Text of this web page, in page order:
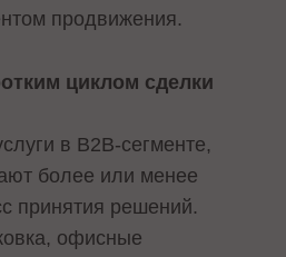
продвижения.
циклом сделки
в B2B-сегменте,
более или менее
принятия решений.
офисные